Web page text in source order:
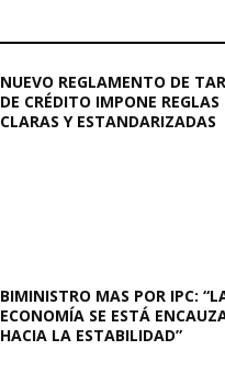
NUEVO REGLAMENTO DE
DE CRÉDITO IMPONE REGLAS
CLARAS Y ESTANDARIZADAS
BIMINISTRO MAS POR IPC:
ECONOMÍA SE ESTÁ
HACIA LA ESTABILIDAD”